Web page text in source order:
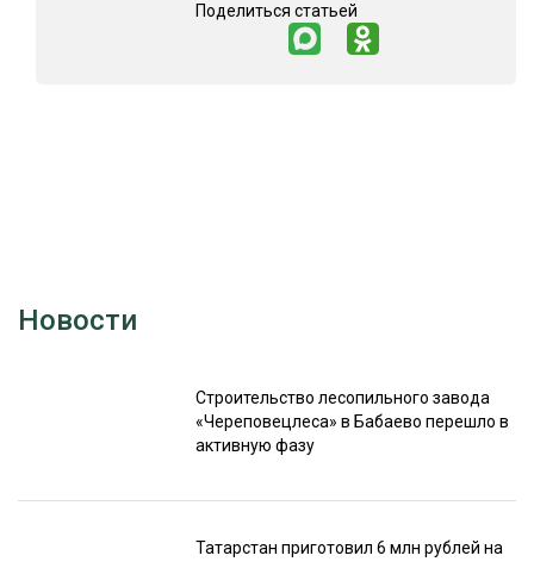
Поделиться статьей
Новости
Строительство лесопильного завода
«Череповецлеса» в Бабаево перешло в
активную фазу
Татарстан приготовил 6 млн рублей на